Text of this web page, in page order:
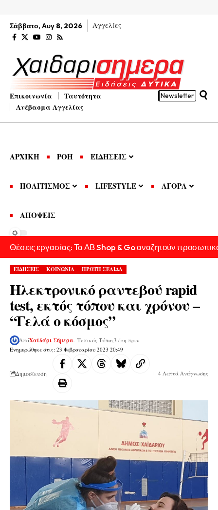
Σάββατο, Αυγ 8, 2026 Αγγελίες
Επικοινωνία
Ταυτότητα
Ανέβασμα Αγγελίας
Newsletter
ΑΡΧΙΚΗ ΡΟΗ ΕΙΔΗΣΕΙΣ
ΠΟΛΙΤΙΣΜΟΣ LIFESTYLE ΑΓΟΡΑ
ΑΠΟΨΕΙΣ
Θέσεις εργασίας: Τα ΑΒ Shop & Go αναζητούν
ΕΙΔΗΣΕΙΣ ΚΟΙΝΩΝΙΑ ΠΡΩΤΗ ΣΕΛΙΔΑ
Ηλεκτρονικό ραντεβού rapid
test, εκτός τόπου και χρόνου –
“Γελά ο κόσμος”
Ενημερώθηκε στις: 23 Φεβρουαρίου 2023 20:49
ΑπόΧαϊδάρι Σήμερα- Τοπικός Τύπος3 έτη πριν
Δημοσίευση 4 Λεπτά Ανάγνωσης